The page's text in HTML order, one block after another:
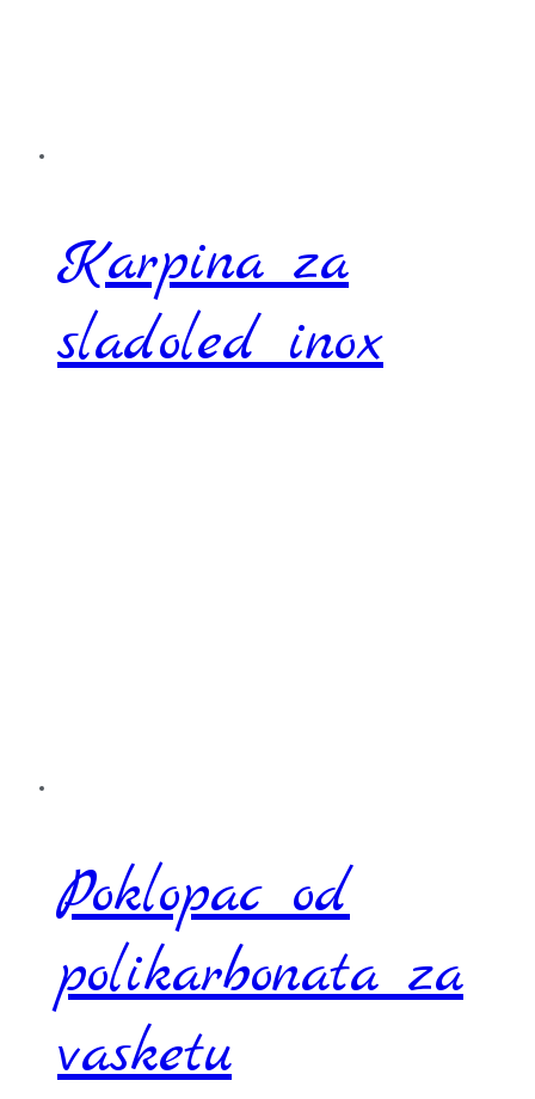
Karpina za
sladoled inox
Poklopac od
polikarbonata za
vasketu